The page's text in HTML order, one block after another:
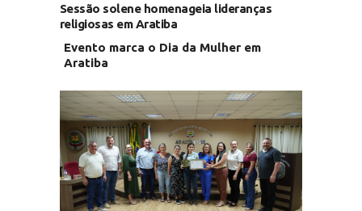
Sessão solene homenageia lideranças
religiosas em Aratiba
Evento marca o Dia da Mulher em
Aratiba